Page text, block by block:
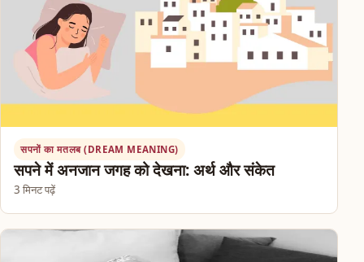
सपनों का मतलब (DREAM MEANING)
सपने में अनजान जगह को देखना: अर्थ और संकेत
3 मिनट पढ़ें